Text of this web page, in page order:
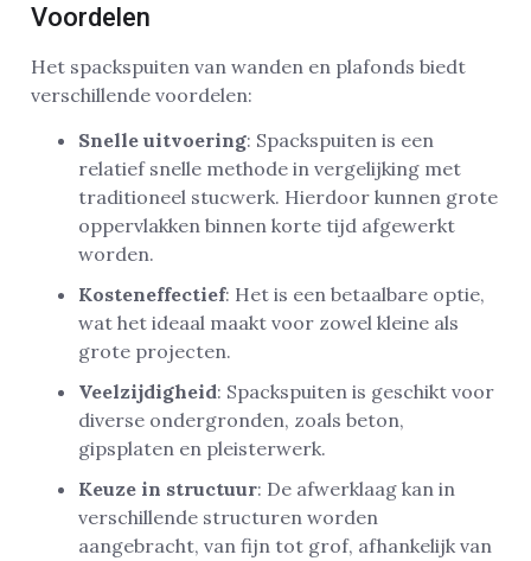
Voordelen
Het spackspuiten van wanden en plafonds biedt
verschillende voordelen:
Snelle uitvoering: Spackspuiten is een
relatief snelle methode in vergelijking met
traditioneel stucwerk. Hierdoor kunnen grote
oppervlakken binnen korte tijd afgewerkt
worden.
Kosteneffectief: Het is een betaalbare optie,
wat het ideaal maakt voor zowel kleine als
grote projecten.
Veelzijdigheid: Spackspuiten is geschikt voor
diverse ondergronden, zoals beton,
gipsplaten en pleisterwerk.
Keuze in structuur: De afwerklaag kan in
verschillende structuren worden
aangebracht, van fijn tot grof, afhankelijk van